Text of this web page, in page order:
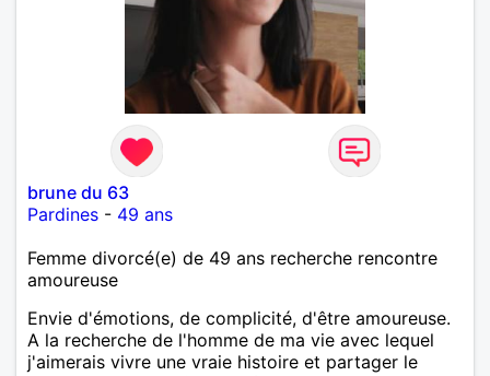
brune du 63
Pardines - 49 ans
Femme divorcé(e) de 49 ans recherche rencontre
amoureuse
Envie d'émotions, de complicité, d'être amoureuse.
A la recherche de l'homme de ma vie avec lequel
j'aimerais vivre une vraie histoire et partager le